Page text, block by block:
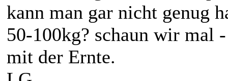
kann man gar nicht genug
50-100kg? schaun wir mal
mit der Ernte.